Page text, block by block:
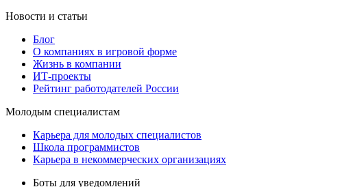
Новости и статьи
Блог
О компаниях в игровой форме
Жизнь в компании
ИТ-проекты
Рейтинг работодателей России
Молодым специалистам
Карьера для молодых специалистов
Школа программистов
Карьера в некоммерческих организациях
Боты для уведомлений